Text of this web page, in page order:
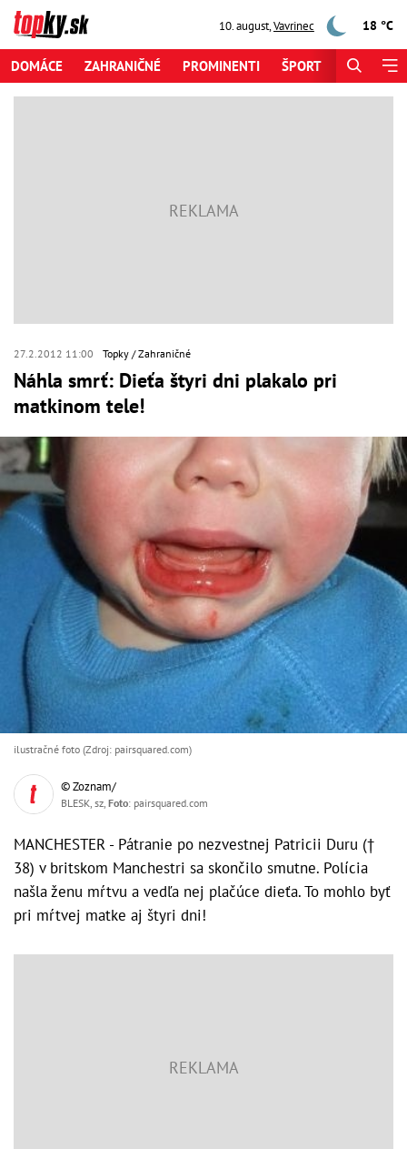
10. august,Vavrinec 18 °C
DOMÁCE ZAHRANIČNÉ PROMINENTI ŠPORT
27.2.2012 11:00 Topky Zahraničné
Náhla smrť: Dieťa štyri dni plakalo pri
matkinom tele!
ilustračné foto (Zdroj: pairsquared.com)
© Zoznam/
BLESK, sz, Foto: pairsquared.com
MANCHESTER - Pátranie po nezvestnej Patricii Duru (†
38) v britskom Manchestri sa skončilo smutne. Polícia
našla ženu mŕtvu a vedľa nej plačúce dieťa. To mohlo byť
pri mŕtvej matke aj štyri dni!